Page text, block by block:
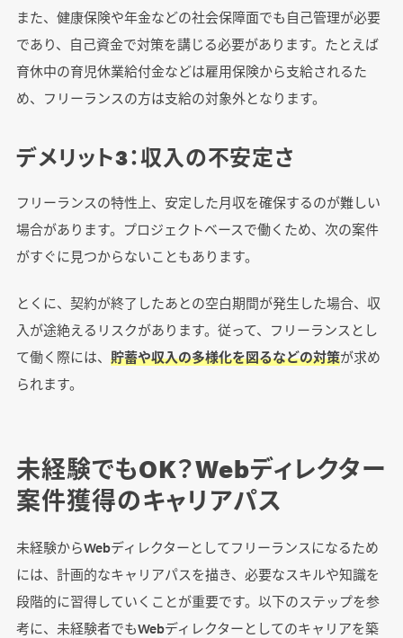
また、健康保険や年金などの社会保障面でも自己管理が必要
であり、自己資金で対策を講じる必要があります。たとえば
育休中の育児休業給付金などは雇用保険から支給されるた
め、フリーランスの方は支給の対象外となります。
デメリット3：収入の不安定さ
フリーランスの特性上、安定した月収を確保するのが難しい
場合があります。プロジェクトベースで働くため、次の案件
がすぐに見つからないこともあります。
とくに、契約が終了したあとの空白期間が発生した場合、収
入が途絶えるリスクがあります。従って、フリーランスとし
て働く際には、 貯蓄や収入の多様化を図るなどの対策が求め
られます。
未経験でもOK？Webディレクター
案件獲得のキャリアパス
未経験からWebディレクターとしてフリーランスになるため
には、計画的なキャリアパスを描き、必要なスキルや知識を
段階的に習得していくことが重要です。以下のステップを参
考に、未経験者でもWebディレクターとしてのキャリアを築